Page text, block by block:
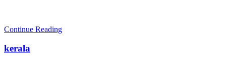
Continue Reading
kerala